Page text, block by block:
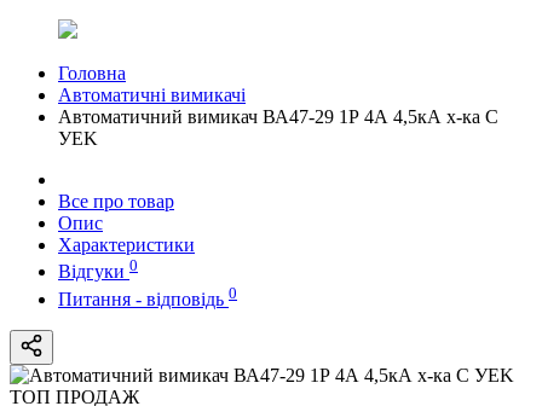
Головна
Автоматичні вимикачі
Автоматичний вимикач ВА47-29 1Р 4А 4,5кА х-ка C
УEK
Все про товар
Опис
Характеристики
Відгуки 0
Питання - відповідь 0
ТОП ПРОДАЖ